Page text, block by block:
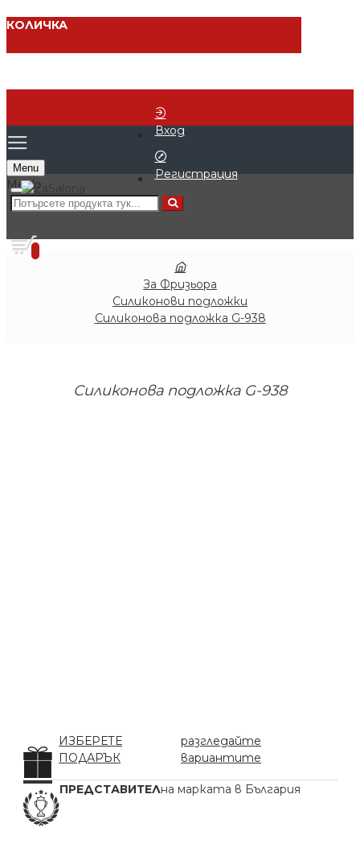
КОЛИЧКА
Вход
Регистрация
Menu
0
За Фризьора
Силиконови подложки
Силиконова подложка G-938
Силиконова подложка G-938
ИЗБЕРЕТЕ
ПОДАРЪК
разгледайте
вариантите
ПРЕДСТАВИТЕЛна марката в България